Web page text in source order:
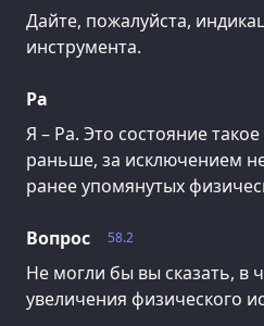
Дайте, пожалуйста,
инструмента.
Ра
Я – Ра. Это состояние
раньше, за исключением
ранее упомянутых
58.2
Вопрос
Не могли бы вы сказать, в
увеличения физического